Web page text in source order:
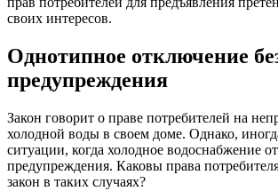
своих интересов.
Однотипное отключение
предупреждения
Закон говорит о праве потребителей на
холодной воды в своем доме. Однако,
ситуации, когда холодное водоснабжение
предупреждения. Каковы права
закон в таких случаях?